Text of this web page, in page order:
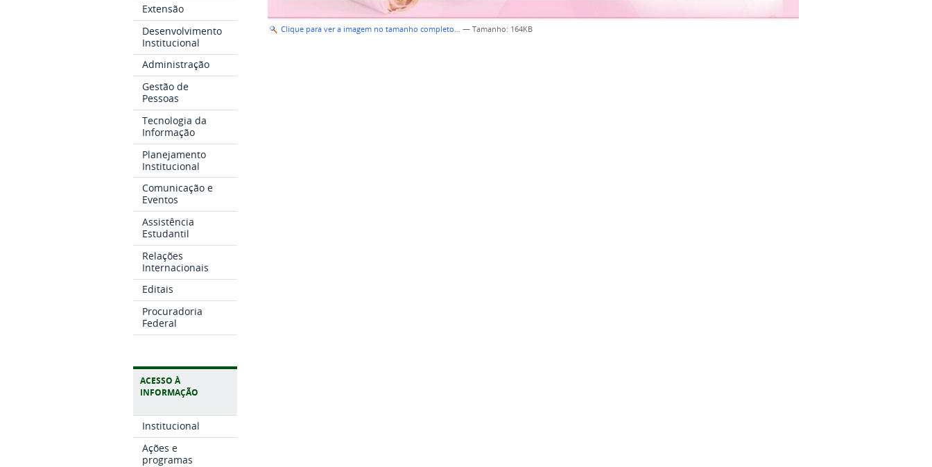
Extensão
Desenvolvimento
Institucional
Administração
Gestão de
Pessoas
Tecnologia da
Informação
Planejamento
Institucional
Comunicação e
Eventos
Assistência
Estudantil
Relações
Internacionais
Editais
Procuradoria
Federal
ACESSO À
INFORMAÇÃO
Institucional
Ações e
programas
Clique para ver a imagem no tamanho completo… —Tamanho: 164KB